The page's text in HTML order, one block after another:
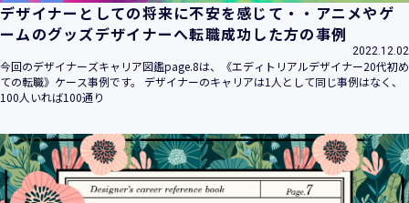
デザイナーとしての将来に不安を感じて・・アニメやゲ
ームのグッズデザイナーへ転職成功した方の事例
2022.12.02
今回のデザイナーズキャリア図鑑page.8は、《エディトリアルデザイナー20代初め
ての転職》ケース事例です。 デザイナーのキャリアは1人として同じ事例はなく、
100人いれば100通り